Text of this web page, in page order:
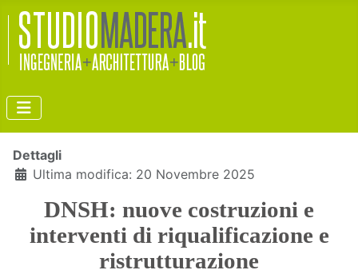
Dettagli
Ultima modifica: 20 Novembre 2025
DNSH: nuove costruzioni e
interventi di riqualificazione e
ristrutturazione